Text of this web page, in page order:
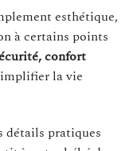
esthétique,
à certains points
confort
la vie
détails pratiques